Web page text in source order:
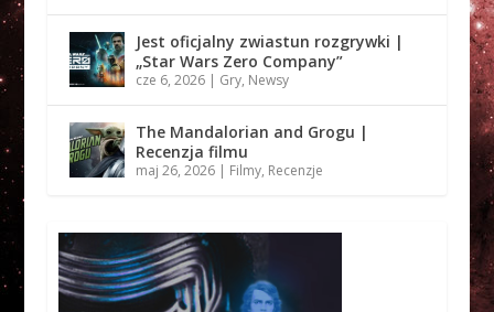
Jest oficjalny zwiastun rozgrywki |
„Star Wars Zero Company”
cze 6, 2026| Gry, Newsy
The Mandalorian and Grogu |
Recenzja filmu
maj 26, 2026| Filmy, Recenzje